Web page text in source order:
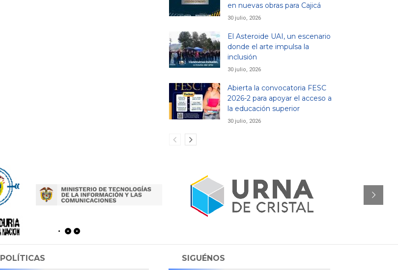
en nuevas obras para Cajicá
30 julio, 2026
El Asteroide UAI, un escenario
donde el arte impulsa la
inclusión
30 julio, 2026
Abierta la convocatoria FESC
2026-2 para apoyar el acceso a
la educación superior
30 julio, 2026
POLÍTICAS SIGUÉNOS